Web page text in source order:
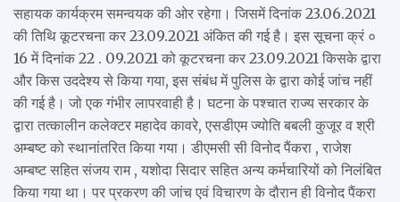
सहायक कार्यक्रम समन्वयक की ओर रहेगा। जिसमें दिनांक 23.06.2021
की तिथि कूटरचना कर 23.09.2021 अंकित की गई है। इस सूचना क्रं ०
16 में दिनांक 22 . 09.2021 को कूटरचना कर 23.09.2021 किसके द्वारा
और किस उददेश्य से किया गया, इस संबंध में पुलिस के द्वारा कोई जांच नहीं
की गई है। जो एक गंभीर लापरवाही है। घटना के पश्चात राज्य सरकार के
द्वारा तत्कालीन कलेक्टर महादेव कावरे, एसडीएम ज्योति बबली कुजूर व श्री
अम्बष्ट को स्थानांतरित किया गया। डीएमसी सी विनोद पैंकरा , राजेश
अम्बष्ट सहित संजय राम , यशोदा सिदार सहित अन्य कर्मचारियों को निलंबित
किया गया था। पर प्रकरण की जांच एवं विचारण के दौरान ही विनोद पैंकरा